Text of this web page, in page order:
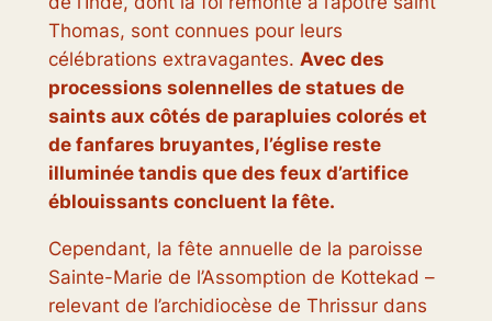
Thomas, sont connues pour leurs
célébrations extravagantes. Avec des
processions solennelles de statues de
saints aux côtés de parapluies colorés et
de fanfares bruyantes, l’église reste
illuminée tandis que des feux d’artifice
éblouissants concluent la fête.
Cependant, la fête annuelle de la paroisse
Sainte-Marie de l’Assomption de Kottekad –
relevant de l’archidiocèse de Thrissur dans